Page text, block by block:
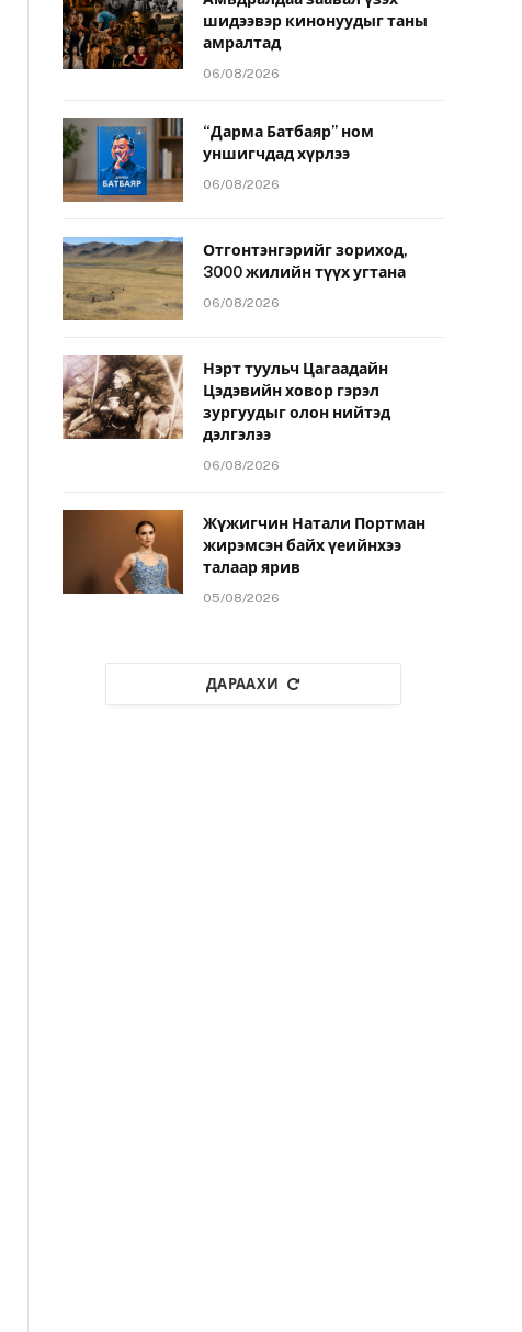
шидээвэр кинонуудыг таны
амралтад
06/08/2026
“Дарма Батбаяр” ном
уншигчдад хүрлээ
06/08/2026
Отгонтэнгэрийг зориход,
3000 жилийн түүх угтана
06/08/2026
Нэрт туульч Цагаадайн
Цэдэвийн ховор гэрэл
зургуудыг олон нийтэд
дэлгэлээ
06/08/2026
Жүжигчин Натали Портман
жирэмсэн байх үеийнхээ
талаар ярив
05/08/2026
ДАРААХИ